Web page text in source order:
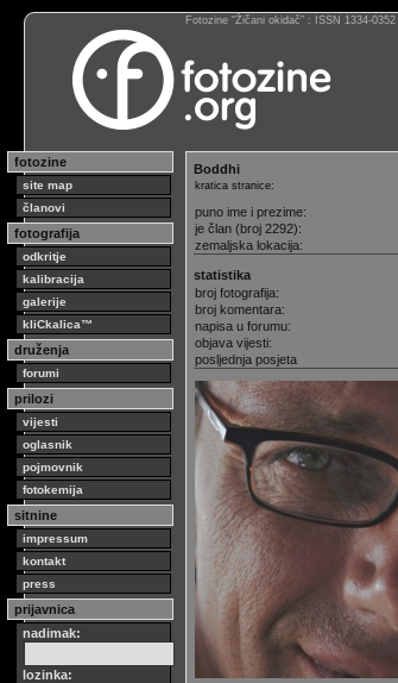
Fotozine “Žičani okidač” : ISSN 1334-
fotozine
site map
članovi
fotografija
odkritje
kalibracija
galerije
kliCkalica™
druženja
forumi
prilozi
vijesti
oglasnik
pojmovnik
fotokemija
sitnine
impressum
kontakt
press
prijavnica
nadimak:
lozinka:
Boddhi
kratica stranice:
puno ime i prezime:
je član (broj 2292):
zemaljska lokacija:
statistika
broj fotografija:
broj komentara:
napisa u forumu:
objava vijesti:
posljednja posjeta